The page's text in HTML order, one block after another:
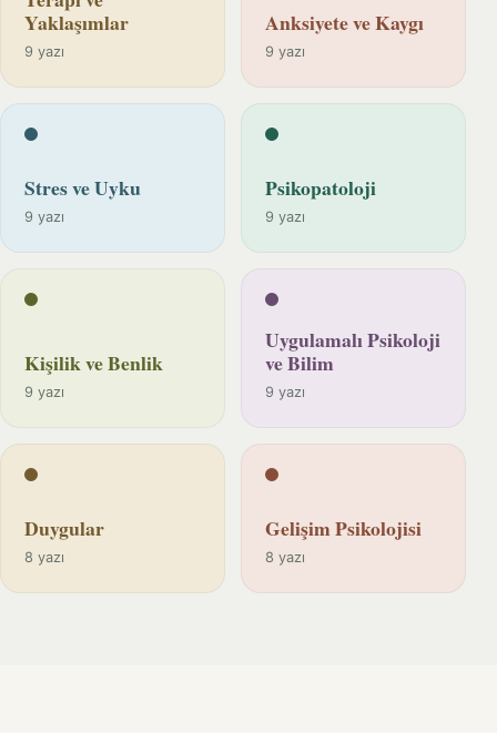
Yaklaşımlar
9 yazı
Anksiyete ve Kaygı
9 yazı
Stres ve Uyku
9 yazı
Psikopatoloji
9 yazı
Kişilik ve Benlik
9 yazı
Uygulamalı Psikoloji
ve Bilim
9 yazı
Duygular
8 yazı
Gelişim Psikolojisi
8 yazı